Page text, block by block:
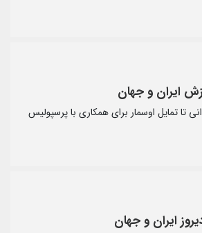
ایران و جهان
تا تمایل اوسمار برای همکاری با پرسپولیس
ایران و جهان